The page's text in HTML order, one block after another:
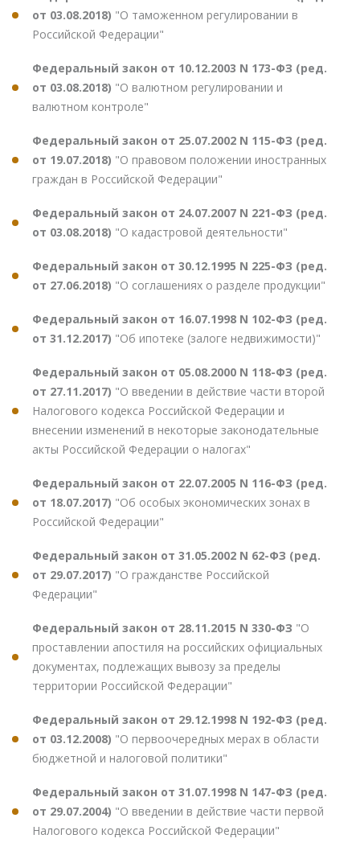
от 03.08.2018) "О таможенном регулировании в
Российской Федерации"
Федеральный закон от 10.12.2003 N 173-ФЗ (ред.
от 03.08.2018) "О валютном регулировании и
валютном контроле"
Федеральный закон от 25.07.2002 N 115-ФЗ (ред.
от 19.07.2018) "О правовом положении иностранных
граждан в Российской Федерации"
Федеральный закон от 24.07.2007 N 221-ФЗ (ред.
от 03.08.2018) "О кадастровой деятельности"
Федеральный закон от 30.12.1995 N 225-ФЗ (ред.
от 27.06.2018) "О соглашениях о разделе продукции"
Федеральный закон от 16.07.1998 N 102-ФЗ (ред.
от 31.12.2017) "Об ипотеке (залоге недвижимости)"
Федеральный закон от 05.08.2000 N 118-ФЗ (ред.
от 27.11.2017) "О введении в действие части второй
Налогового кодекса Российской Федерации и
внесении изменений в некоторые законодательные
акты Российской Федерации о налогах"
Федеральный закон от 22.07.2005 N 116-ФЗ (ред.
от 18.07.2017) "Об особых экономических зонах в
Российской Федерации"
Федеральный закон от 31.05.2002 N 62-ФЗ (ред.
от 29.07.2017) "О гражданстве Российской
Федерации"
Федеральный закон от 28.11.2015 N 330-ФЗ "О
проставлении апостиля на российских официальных
документах, подлежащих вывозу за пределы
территории Российской Федерации"
Федеральный закон от 29.12.1998 N 192-ФЗ (ред.
от 03.12.2008) "О первоочередных мерах в области
бюджетной и налоговой политики"
Федеральный закон от 31.07.1998 N 147-ФЗ (ред.
от 29.07.2004) "О введении в действие части первой
Налогового кодекса Российской Федерации"